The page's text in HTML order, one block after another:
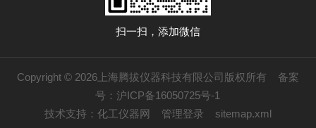
扫一扫，添加微信
Copyright © 2026上海腾拔仪器科技有限公司版权所有 备案
号：沪ICP备16050725号-1
技术支持： 化工仪器网 管理登录 sitemap.xml